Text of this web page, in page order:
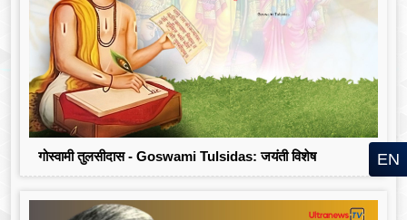
गोस्वामी तुलसीदास - Goswami Tulsidas: जयंती विशेष EN